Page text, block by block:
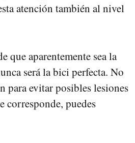
atención también al nivel
que aparentemente sea la
será la bici perfecta. No
para evitar posibles lesiones
corresponde, puedes